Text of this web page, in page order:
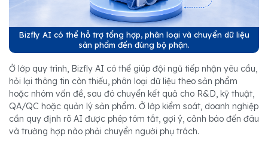
Bizfly AI có thể hỗ trợ tổng hợp, phân loại và chuyển dữ liệu
sản phẩm đến đúng bộ phận.
Ở lớp quy trình, Bizfly AI có thể giúp đội ngũ tiếp nhận yêu cầu,
hỏi lại thông tin còn thiếu, phân loại dữ liệu theo sản phẩm
hoặc nhóm vấn đề, sau đó chuyển kết quả cho R&D, kỹ thuật,
QA/QC hoặc quản lý sản phẩm. Ở lớp kiểm soát, doanh nghiệp
cần quy định rõ AI được phép tóm tắt, gợi ý, cảnh báo đến đâu
và trường hợp nào phải chuyển người phụ trách.